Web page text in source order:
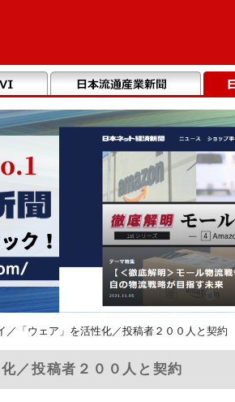
／「ウェア」を活性化／投稿者２００人と契約
／投稿者２００人と契約